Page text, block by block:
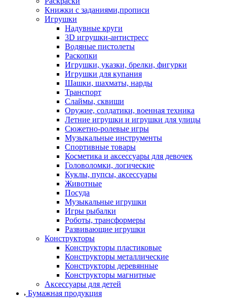
Книжки с заданиями,прописи
Игрушки
Надувные круги
3D игрушки-антистресс
Водяные пистолеты
Раскопки
Игрушки, указки, брелки, фигурки
Игрушки для купания
Шашки, шахматы, нарды
Транспорт
Слаймы, сквиши
Оружие, солдатики, военная техника
Летние игрушки и игрушки для улицы
Сюжетно-ролевые игры
Музыкальные инструменты
Спортивные товары
Косметика и аксессуары для девочек
Головоломки, логические
Куклы, пупсы, аксессуары
Животные
Посуда
Музыкальные игрушки
Игры рыбалки
Роботы, трансформеры
Развивающие игрушки
Конструкторы
Конструкторы пластиковые
Конструкторы металлические
Конструкторы деревянные
Конструкторы магнитные
Аксессуары для детей
Бумажная продукция